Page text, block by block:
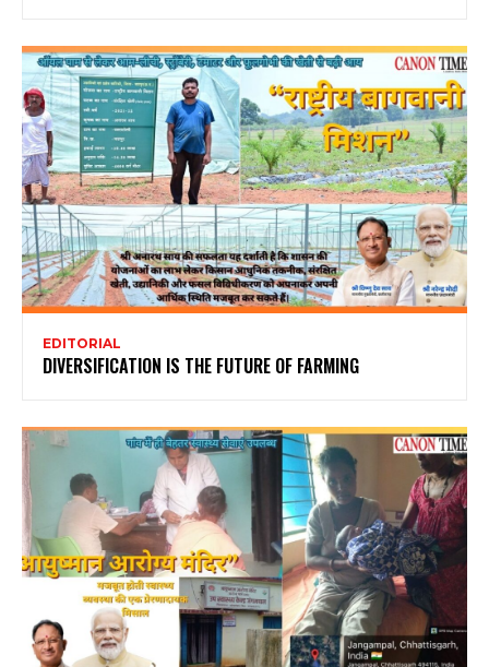
EDITORIAL
DIVERSIFICATION IS THE FUTURE OF FARMING